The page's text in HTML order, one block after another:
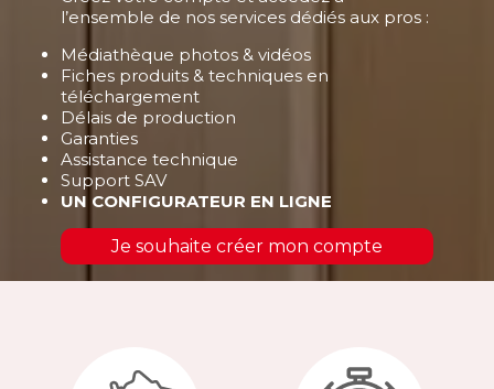
l’ensemble de nos services dédiés aux pros :
Médiathèque photos & vidéos
Fiches produits & techniques en
téléchargement
Délais de production
Garanties
Assistance technique
Support SAV
UN CONFIGURATEUR EN LIGNE
Je souhaite créer mon compte